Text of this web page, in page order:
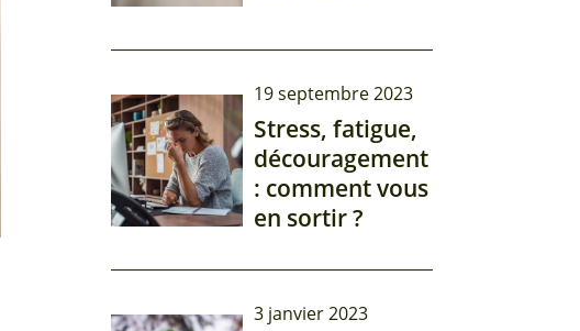
19 septembre 2023
Stress, fatigue,
découragement
: comment vous
en sortir ?
3 janvier 2023